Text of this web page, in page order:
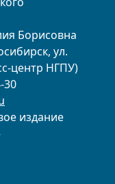
Борисовна
ул.
центр НГПУ)
30
издание